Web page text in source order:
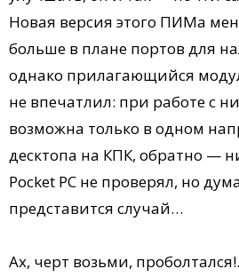
Новая версия этого ПИМа
больше в плане портов для
однако прилагающийся
не впечатлил: при работе с
возможна только в одном
десктопа на КПК, обратно —
Pocket PC не проверял, но
представится случай…
Ах, черт возьми,